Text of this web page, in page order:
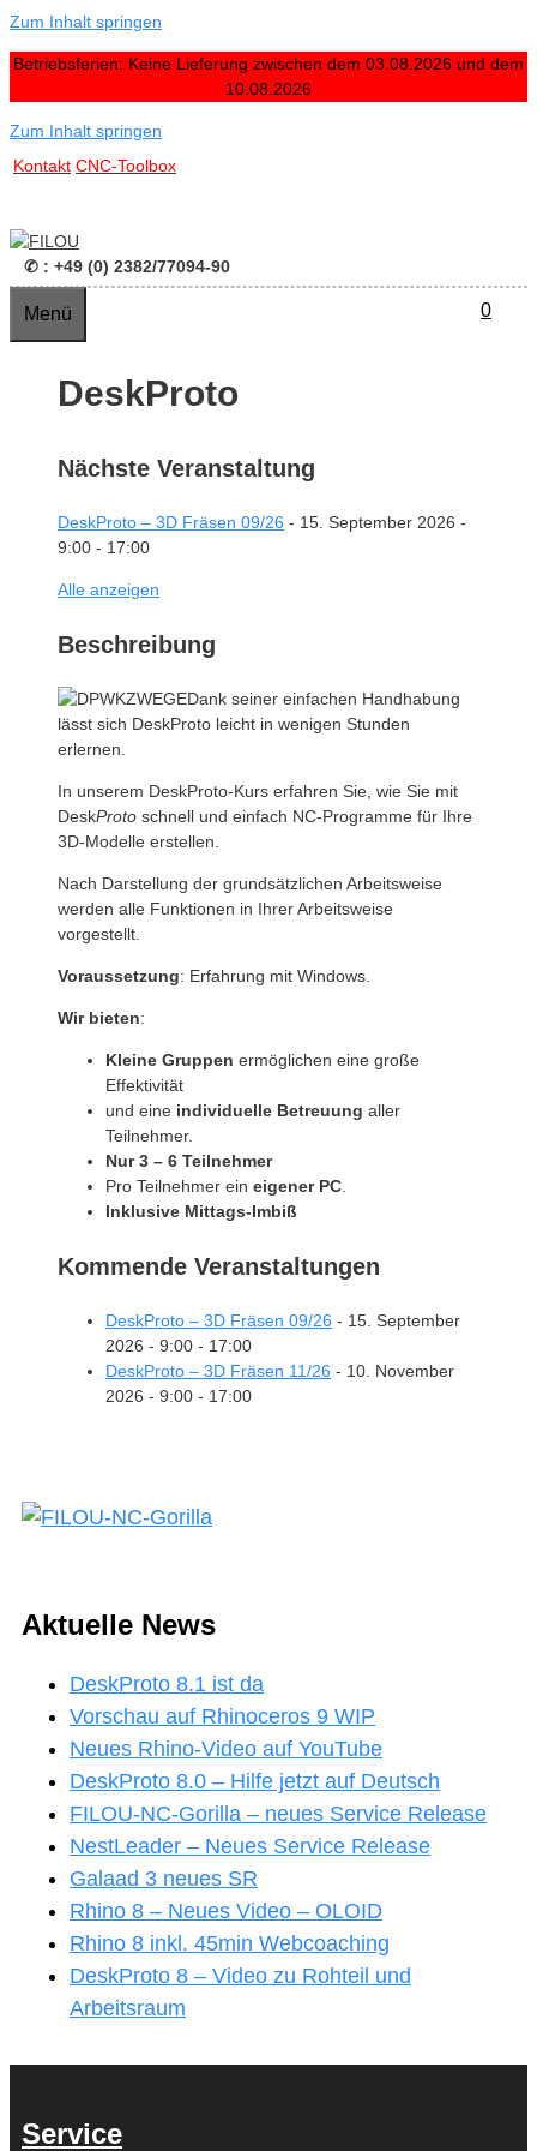
Zum Inhalt springen
Betriebsferien: Keine Lieferung zwischen dem 03.08.2026 und dem
10.08.2026
Zum Inhalt springen
Kontakt CNC-Toolbox
✆ : +49 (0) 2382/77094-90
0
Menü
DeskProto
Nächste Veranstaltung
DeskProto – 3D Fräsen 09/26 - 15. September 2026 -
9:00 - 17:00
Alle anzeigen
Beschreibung
Dank seiner einfachen Handhabung
lässt sich DeskProto leicht in wenigen Stunden
erlernen.
In unserem DeskProto-Kurs erfahren Sie, wie Sie mit
DeskProto schnell und einfach NC-Programme für Ihre
3D-Modelle erstellen.
Nach Darstellung der grundsätzlichen Arbeitsweise
werden alle Funktionen in Ihrer Arbeitsweise
vorgestellt.
Voraussetzung: Erfahrung mit Windows.
Wir bieten:
Kleine Gruppen ermöglichen eine große
Effektivität
und eine individuelle Betreuung aller
Teilnehmer.
Nur 3 – 6 Teilnehmer
Pro Teilnehmer ein eigener PC
Inklusive Mittags-Imbiß
Kommende Veranstaltungen
DeskProto – 3D Fräsen 09/26 - 15. September
2026 - 9:00 - 17:00
DeskProto – 3D Fräsen 11/26 - 10. November
2026 - 9:00 - 17:00
Aktuelle News
DeskProto 8.1 ist da
Vorschau auf Rhinoceros 9 WIP
Neues Rhino-Video auf YouTube
DeskProto 8.0 – Hilfe jetzt auf Deutsch
FILOU-NC-Gorilla – neues Service Release
NestLeader – Neues Service Release
Galaad 3 neues SR
Rhino 8 – Neues Video – OLOID
Rhino 8 inkl. 45min Webcoaching
DeskProto 8 – Video zu Rohteil und
Arbeitsraum
Service